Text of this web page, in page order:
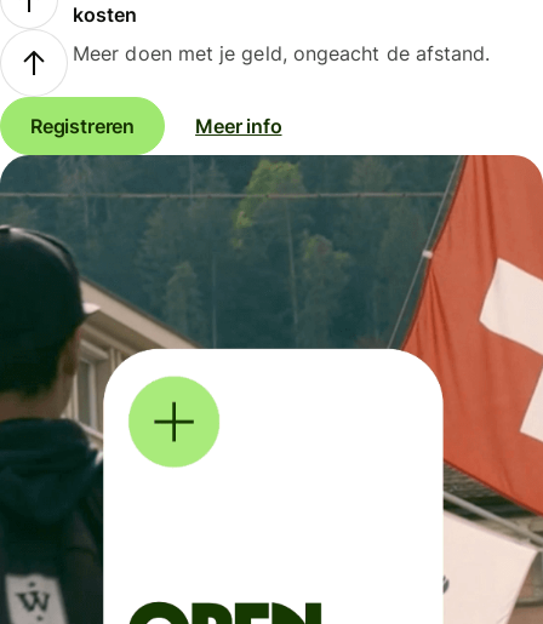
kosten
Meer doen met je geld, ongeacht de afstand.
Registreren Meer info